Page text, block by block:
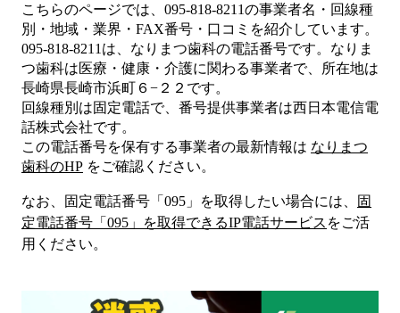
こちらのページでは、 095-818-8211の事業者名・回線種
別・地域・業界・FAX番号・口コミを紹介しています。
095-818-8211 は、 なりまつ歯科の電話番号です。 なりま
つ歯科は医療・健康・介護に関わる事業者で、所在地は
長崎県長崎市浜町６−２２ です。
回線種別は固定電話で、番号提供事業者は西日本電信電
話株式会社です。
この電話番号を保有する事業者の最新情報は なりまつ
歯科のHP をご確認ください。
なお、固定電話番号「 095 」を取得したい場合には、
固
定電話番号「 095 」を取得できるIP電話サービス をご活
用ください。